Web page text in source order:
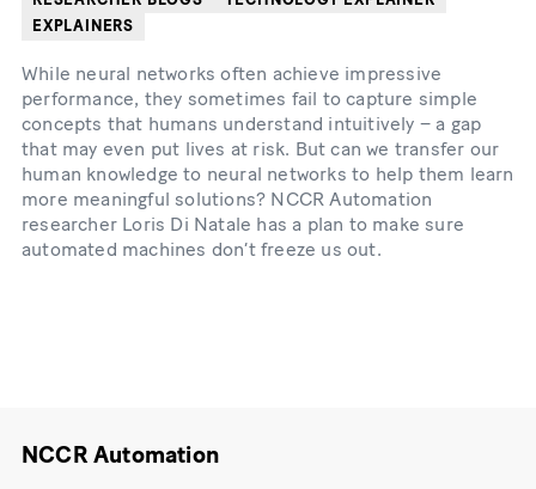
EXPLAINERS
While neural networks often achieve impressive
performance, they sometimes fail to capture simple
concepts that humans understand intuitively – a gap
that may even put lives at risk. But can we transfer our
human knowledge to neural networks to help them learn
more meaningful solutions? NCCR Automation
researcher Loris Di Natale has a plan to make sure
automated machines don’t freeze us out.
NCCR Automation